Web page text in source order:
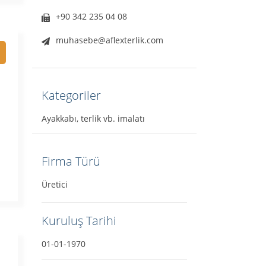
+90 342 235 04 08
muhasebe@aflexterlik.com
Kategoriler
Ayakkabı, terlik vb. imalatı
Firma Türü
Üretici
Kuruluş Tarihi
01-01-1970